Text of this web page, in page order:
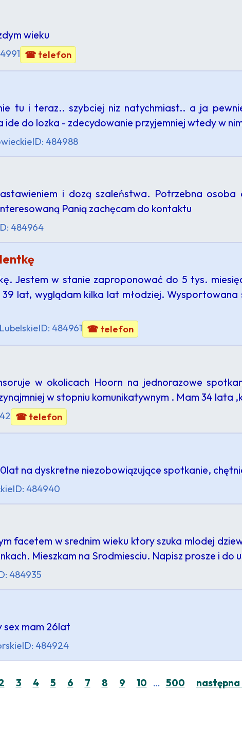
wieku
☎ telefon
tu i teraz.. szybciej niz natychmiast.. a ja
do lozka - zdecydowanie przyjemniej wtedy w
ID: 484988
i dozą szaleństwa. Potrzebna osoba
Panią zachęcam do kontaktu
484964
Jestem w stanie zaproponować do 5 tys.
lat, wyglądam kilka lat młodziej.
LubelskieID: 484961 ☎ telefon
w okolicach Hoorn na jednorazowe
w stopniu komunikatywnym . Mam 34 lata
☎ telefon
na dyskretne niezobowiązujące spotkanie,
ID: 484940
facetem w srednim wieku ktory szuka mlodej
Mieszkam na Srodmiesciu. Napisz prosze i do
484935
sex mam 26lat
ID: 484924
3 4 5 6 7 8 9 10 … 500 następna